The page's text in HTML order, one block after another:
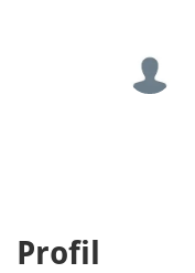
Profil